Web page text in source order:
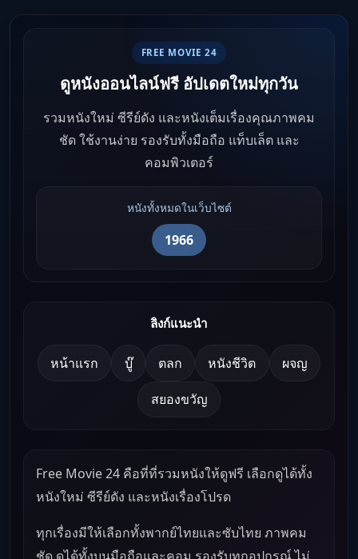
FREE MOVIE 24
ดูหนังออนไลน์ฟรี อัปเดตใหม่ทุกวัน
รวมหนังใหม่ ซีรีย์ดัง และหนังเต็มเรื่องคุณภาพคม
ชัด ใช้งานง่าย รองรับทั้งมือถือ แท็บเล็ต และ
คอมพิวเตอร์
หนังทั้งหมดในเว็บไซต์
1966
ลิงก์แนะนำ
หน้าแรก บู๊ ตลก หนังชีวิต ผจญ
สยองขวัญ
Free Movie 24 คือที่ที่รวมหนังให้ดูฟรี เลือกดูได้ทั้ง
หนังใหม่ ซีรีย์ดัง และหนังเรื่องโปรด
ทุกเรื่องมีให้เลือกทั้งพากย์ไทยและซับไทย ภาพคม